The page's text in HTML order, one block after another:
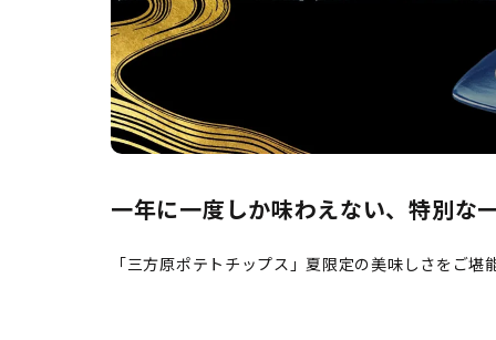
一年に一度しか味わえない、特別な
「三方原ポテトチップス」夏限定の美味しさをご堪